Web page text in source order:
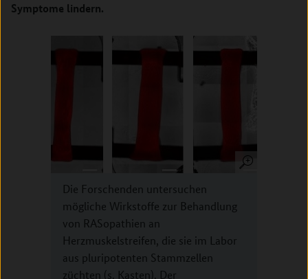
Symptome lindern.
Die Forschenden untersuchen
mögliche Wirkstoffe zur Behandlung
von RASopathien an
Herzmuskelstreifen, die sie im Labor
aus pluripotenten Stammzellen
züchten (s. Kasten). Der